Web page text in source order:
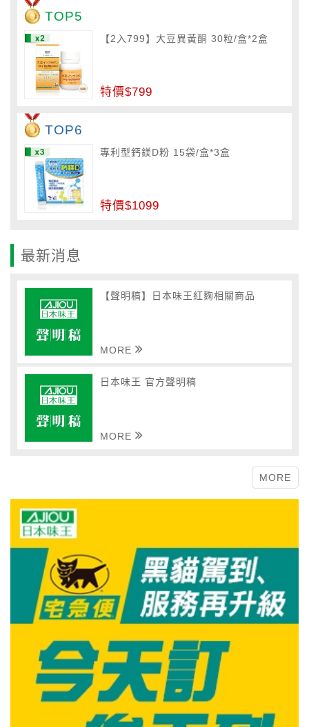
TOP5
【2入799】大豆異黃酮 30粒/盒*2盒
特價$799
TOP6
專利型鈣鎂D粉 15袋/盒*3盒
特價$1099
最新消息
【聲明稿】日本味王紅麴相關商品
MORE
日本味王 官方聲明稿
MORE
MORE